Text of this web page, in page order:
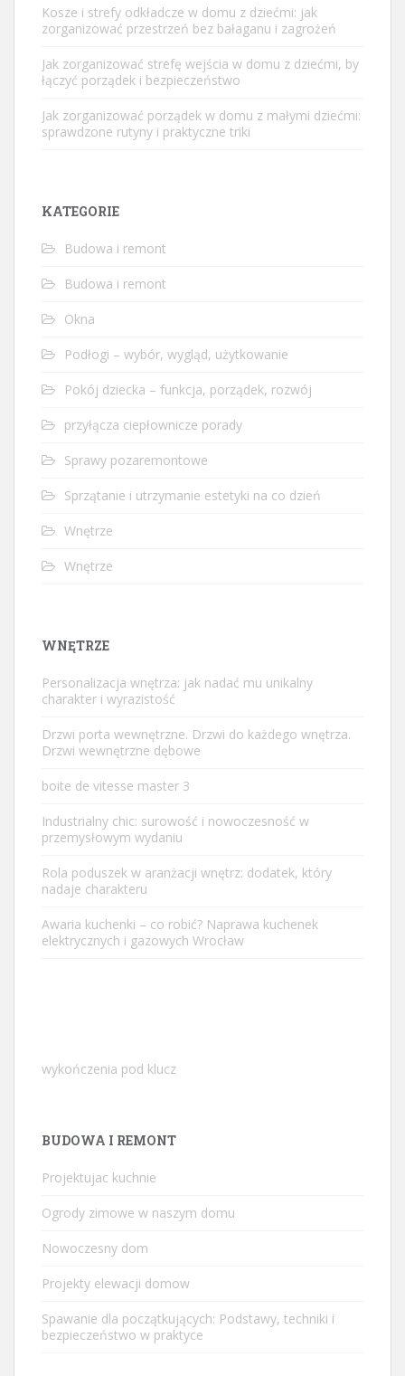
Kosze i strefy odkładcze w domu z dziećmi: jak
zorganizować przestrzeń bez bałaganu i zagrożeń
Jak zorganizować strefę wejścia w domu z dziećmi, by
łączyć porządek i bezpieczeństwo
Jak zorganizować porządek w domu z małymi dziećmi:
sprawdzone rutyny i praktyczne triki
KATEGORIE
Budowa i remont
Budowa i remont
Okna
Podłogi – wybór, wygląd, użytkowanie
Pokój dziecka – funkcja, porządek, rozwój
przyłącza ciepłownicze porady
Sprawy pozaremontowe
Sprzątanie i utrzymanie estetyki na co dzień
Wnętrze
Wnętrze
WNĘTRZE
Personalizacja wnętrza: jak nadać mu unikalny
charakter i wyrazistość
Drzwi porta wewnętrzne. Drzwi do każdego wnętrza.
Drzwi wewnętrzne dębowe
boite de vitesse master 3
Industrialny chic: surowość i nowoczesność w
przemysłowym wydaniu
Rola poduszek w aranżacji wnętrz: dodatek, który
nadaje charakteru
Awaria kuchenki – co robić? Naprawa kuchenek
elektrycznych i gazowych Wrocław
wykończenia pod klucz
BUDOWA I REMONT
Projektujac kuchnie
Ogrody zimowe w naszym domu
Nowoczesny dom
Projekty elewacji domow
Spawanie dla początkujących: Podstawy, techniki i
bezpieczeństwo w praktyce